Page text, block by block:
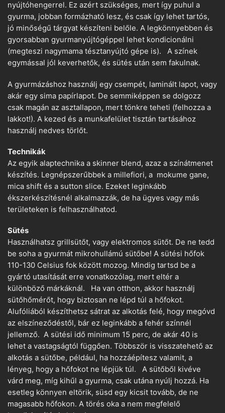
nyújtóhengerrel. Ez azért szükséges, mert így puhul a
gyurma, jobban formázható lesz, és csak így lehet tartós,
jó minőségű tárgyat készíteni belőle. A legkönnyebben és
gyorsabban gyurmanyújtógéppel lehet kondicionálni
(megteszi nagymama tésztanyújtó gépe is). A színek
egymással jól keverhetők, és sütés után sem fakulnak.
A gyurmázáshoz használj egy csempét, laminált lapot, vagy
akár egy sima papírlapot. De semmiképpen se dolgozz
csak magán az asztallapon, mert tönkre teheti (felhozza a
lakkot!). A kezed és a munkafelület tisztán tartásához
használj nedves törlőt.
Technikák
Az egyik alaptechnika a skinner blend, azaz a színátmenet
készítés. Legnépszerűbbek a millefiori, a mokume gane,
mica shift és a sutton slice. Ezeket leginkább
ékszerkészítésnél alkalmazzák, de ha ügyes vagy más
területeken is felhasználhatod.
Sütés
Használhatsz grillsütőt, vagy elektromos sütőt. De ne tedd
be soha a gyurmát mikrohullámú sütőbe! A sütési hőfok
110-130 Celsius fok között mozog. Mindig tartsd be a
gyártó utasítását erre vonatkozólag, mert eltér a
különböző márkáknál. Ha van otthon, akkor használj
sütőhőmérőt, hogy biztosan ne lépd túl a hőfokot.
Alufóliából készíthetsz sátrat az alkotás felé, hogy megóvd
az elszíneződéstől, bár ez leginkább a fehér színnél
jellemző. A sütési idő minimum 15 perc, de akár 40 is
lehet a vastagságtól függően. Többször is visszatehető az
alkotás a sütőbe, például, ha hozzáépítesz valamit, a
lényeg, hogy a hőfokot ne lépjük túl. A sütőből kivéve
várd meg, míg kihűl a gyurma, csak utána nyúlj hozzá. Ha
esetleg könnyen eltörik, süsd egy kicsit tovább, de ne
magasabb hőfokon. A törés oka a nem megfelelő